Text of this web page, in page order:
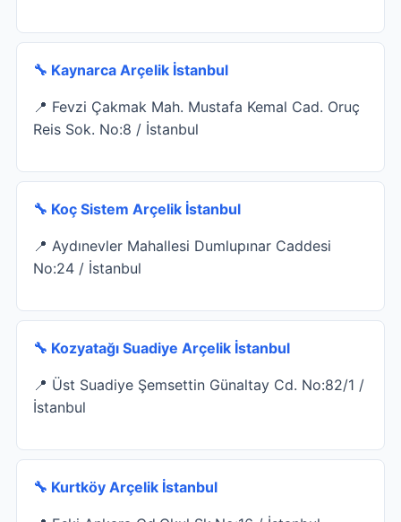
🔧 Kaynarca Arçelik İstanbul
📍 Fevzi Çakmak Mah. Mustafa Kemal Cad. Oruç
Reis Sok. No:8 / İstanbul
🔧 Koç Sistem Arçelik İstanbul
📍 Aydınevler Mahallesi Dumlupınar Caddesi
No:24 / İstanbul
🔧 Kozyatağı Suadiye Arçelik İstanbul
📍 Üst Suadiye Şemsettin Günaltay Cd. No:82/1 /
İstanbul
🔧 Kurtköy Arçelik İstanbul